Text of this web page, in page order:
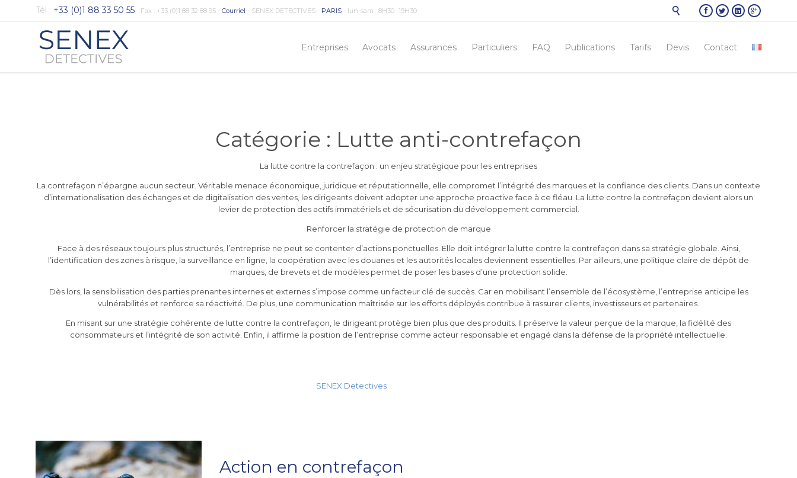
Tél : +33 (0)1 88 33 50 55 - Fax : +33 (0)1 88 32 88 95 - Courriel - SENEX DETECTIVES - PARIS - lun-sam : 8H30 -19H30     
Entreprises Avocats Assurances Particuliers FAQ Publications Tarifs Devis Contact
Catégorie : Lutte anti-contrefaçon
La lutte contre la contrefaçon : un enjeu stratégique pour les entreprises
La contrefaçon n’épargne aucun secteur. Véritable menace économique, juridique et réputationnelle, elle compromet l’intégrité des marques et la confiance des clients. Dans un contexte
d’internationalisation des échanges et de digitalisation des ventes, les dirigeants doivent adopter une approche proactive face à ce fléau. La lutte contre la contrefaçon devient alors un
levier de protection des actifs immatériels et de sécurisation du développement commercial.
Renforcer la stratégie de protection de marque
Face à des réseaux toujours plus structurés, l’entreprise ne peut se contenter d’actions ponctuelles. Elle doit intégrer la lutte contre la contrefaçon dans sa stratégie globale. Ainsi,
l’identification des zones à risque, la surveillance en ligne, la coopération avec les douanes et les autorités locales deviennent essentielles. Par ailleurs, une politique claire de dépôt de
marques, de brevets et de modèles permet de poser les bases d’une protection solide.
Dès lors, la sensibilisation des parties prenantes internes et externes s’impose comme un facteur clé de succès. Car en mobilisant l’ensemble de l’écosystème, l’entreprise anticipe les
vulnérabilités et renforce sa réactivité. De plus, une communication maîtrisée sur les efforts déployés contribue à rassurer clients, investisseurs et partenaires.
En misant sur une stratégie cohérente de lutte contre la contrefaçon, le dirigeant protège bien plus que des produits. Il préserve la valeur perçue de la marque, la fidélité des
consommateurs et l’intégrité de son activité. Enfin, il affirme la position de l’entreprise comme acteur responsable et engagé dans la défense de la propriété intellectuelle.
SENEX Detectives
Action en contrefaçon